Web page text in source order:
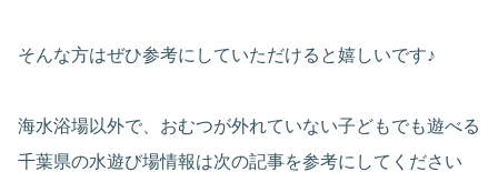
そんな方はぜひ参考にしていただけると嬉しいです♪
海水浴場以外で、おむつが外れていない子どもでも遊べる
千葉県の水遊び場情報は次の記事を参考にしてください